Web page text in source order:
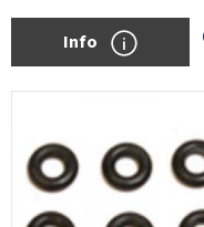
Info